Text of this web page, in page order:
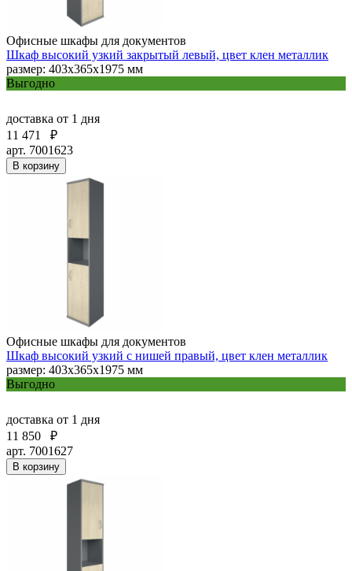
Офисные шкафы для документов
Шкаф высокий узкий закрытый левый, цвет клен металлик
размер: 403х365х1975 мм
Выгодно
доставка от 1 дня
11 471
₽
арт. 7001623
В корзину
Офисные шкафы для документов
Шкаф высокий узкий с нишей правый, цвет клен металлик
размер: 403х365х1975 мм
Выгодно
доставка от 1 дня
11 850
₽
арт. 7001627
В корзину